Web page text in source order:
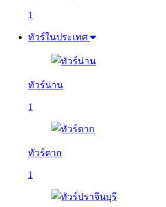
1
ทัวร์ในประเทศ
ทัวร์น่าน
1
ทัวร์ตาก
1